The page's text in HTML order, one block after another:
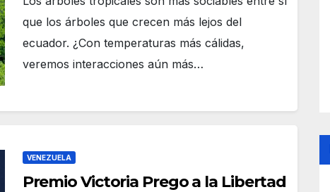
que los árboles que crecen más lejos del
ecuador. ¿Con temperaturas más cálidas,
veremos interacciones aún más…
VENEZUELA
Premio Victoria Prego a la Libertad